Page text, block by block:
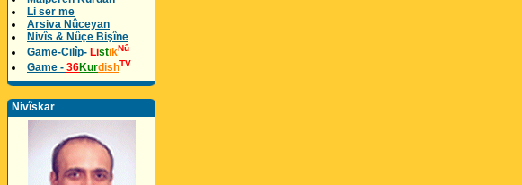
Li ser me
Arsiva Nûceyan
Nivîs & Nûçe Bişîne
Game-Cilîp- ListikNû
Game - 36KurdishTV
Nivîskar